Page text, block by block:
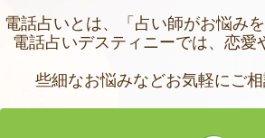
電話占いとは、「占い師がお悩み
電話占いデスティニーでは、恋
些細なお悩みなどお気軽にご